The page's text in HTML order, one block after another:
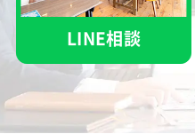
LINE相談